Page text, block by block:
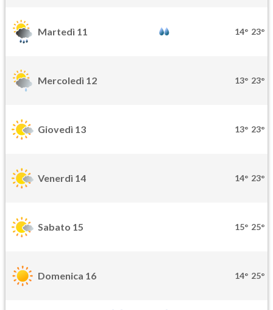
Martedì 11 14° 23°
Mercoledì 12 13° 23°
Giovedì 13 13° 23°
Venerdì 14 14° 23°
Sabato 15 15° 25°
Domenica 16 14° 25°